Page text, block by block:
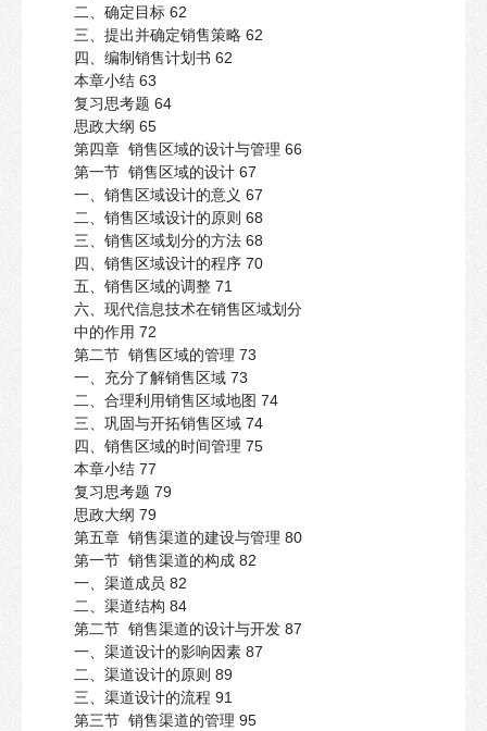
二、确定目标 62
三、提出并确定销售策略 62
四、编制销售计划书 62
本章小结 63
复习思考题 64
思政大纲 65
第四章 销售区域的设计与管理 66
第一节 销售区域的设计 67
一、销售区域设计的意义 67
二、销售区域设计的原则 68
三、销售区域划分的方法 68
四、销售区域设计的程序 70
五、销售区域的调整 71
六、现代信息技术在销售区域划分
中的作用 72
第二节 销售区域的管理 73
一、充分了解销售区域 73
二、合理利用销售区域地图 74
三、巩固与开拓销售区域 74
四、销售区域的时间管理 75
本章小结 77
复习思考题 79
思政大纲 79
第五章 销售渠道的建设与管理 80
第一节 销售渠道的构成 82
一、渠道成员 82
二、渠道结构 84
第二节 销售渠道的设计与开发 87
一、渠道设计的影响因素 87
二、渠道设计的原则 89
三、渠道设计的流程 91
第三节 销售渠道的管理 95